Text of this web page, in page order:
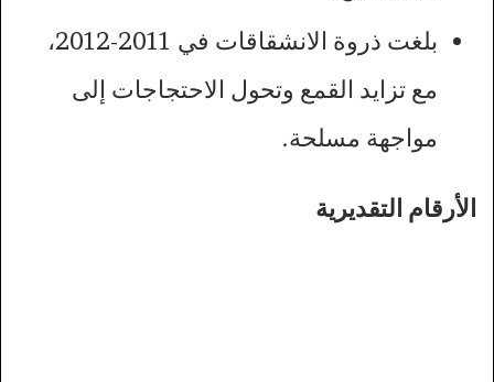
بلغت ذروة الانشقاقات في 2011-2012،
مع تزايد القمع وتحول الاحتجاجات إلى
مواجهة مسلحة.
الأرقام التقديرية